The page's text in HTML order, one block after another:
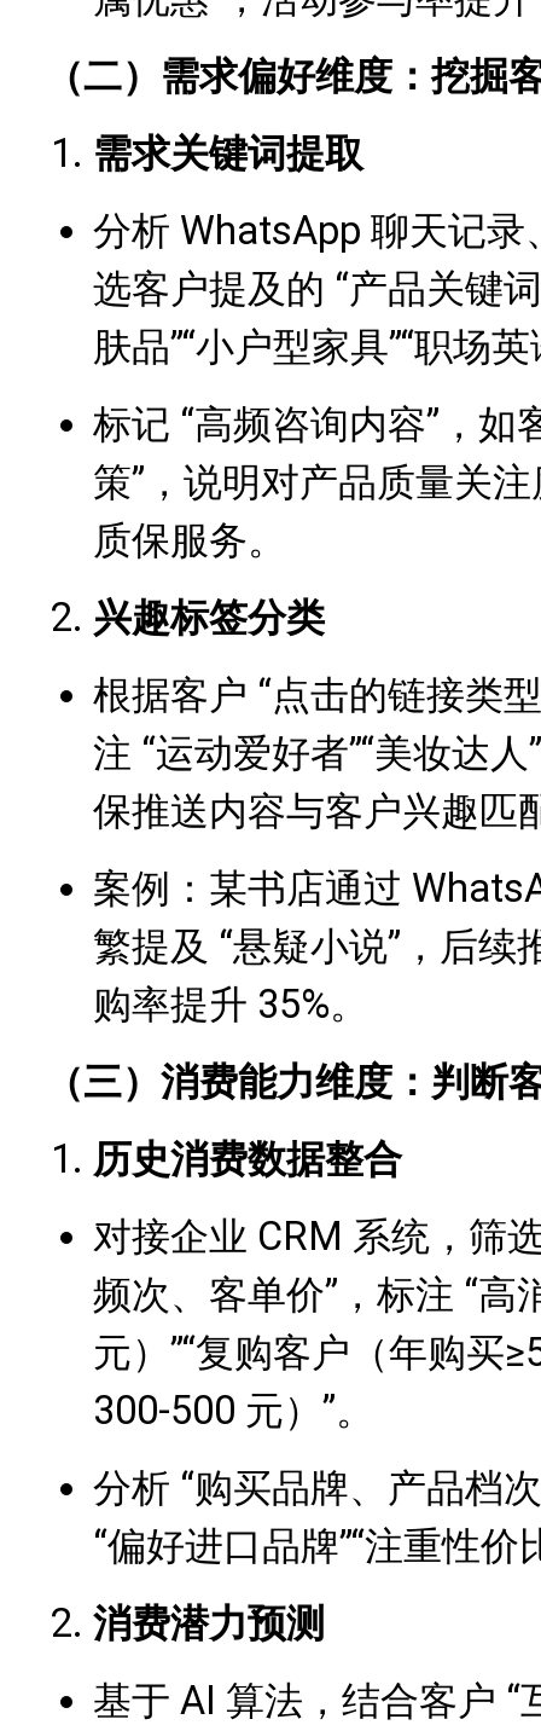
（二）需求偏好维度：挖掘
需求关键词提取
分析 WhatsApp 聊天记
选客户提及的 “产品关键
肤品”“小户型家具”“职场
标记 “高频咨询内容”，如
策”，说明对产品质量关
质保服务。
兴趣标签分类
根据客户 “点击的链接类
注 “运动爱好者”“美妆达
保推送内容与客户兴趣匹
案例：某书店通过
繁提及 “悬疑小说”，后
购率提升 35%。
（三）消费能力维度：判断
历史消费数据整合
对接企业 CRM 系统，筛
频次、客单价”，标注 “
元）”“复购客户（年购买
300-500 元）”。
分析 “购买品牌、产品档
“偏好进口品牌”“注重性价
消费潜力预测
基于 AI 算法，结合客户